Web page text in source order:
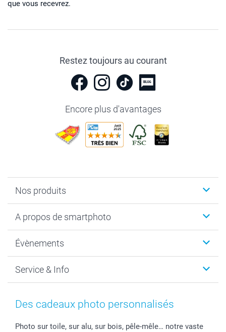
que vous recevrez.
Restez toujours au courant
Encore plus d'avantages
Nos produits
Cadeaux photo
MyNameBook
Développement photo & Tirage photo
Cadres photo & accessoires déco
Calendrier photos & Agendas photo
Stickers & Etiquettes
A propos de smartphoto
Durabilité
Gestion des cookies
Mentions Légales
Affiliation
Évènements
Nouvel An
Fête des Mères
Confirmation ou communion
Service & Info
Tarifs et frais de livraison
Livraison en 48 heures
Des cadeaux photo personnalisés
Photo sur toile, sur alu, sur bois, pêle-mêle… notre vaste